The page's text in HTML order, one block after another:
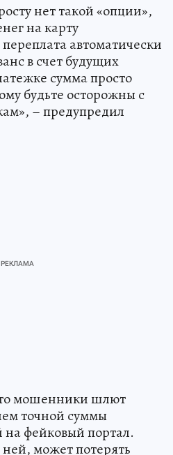
нет такой «опции»,
на карту
автоматически
в счет будущих
сумма просто
будьте осторожны с
– предупредил
мошенники шлют
точной суммы
фейковый портал.
может потерять